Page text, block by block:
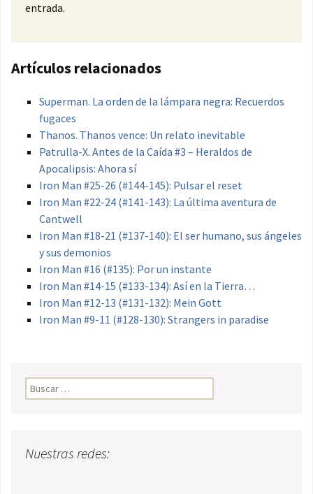
entrada.
Artículos relacionados
Superman. La orden de la lámpara negra: Recuerdos
fugaces
Thanos. Thanos vence: Un relato inevitable
Patrulla-X. Antes de la Caída #3 – Heraldos de
Apocalipsis: Ahora sí
Iron Man #25-26 (#144-145): Pulsar el reset
Iron Man #22-24 (#141-143): La última aventura de
Cantwell
Iron Man #18-21 (#137-140): El ser humano, sus ángeles
y sus demonios
Iron Man #16 (#135): Por un instante
Iron Man #14-15 (#133-134): Así en la Tierra…
Iron Man #12-13 (#131-132): Mein Gott
Iron Man #9-11 (#128-130): Strangers in paradise
Buscar:
Nuestras redes: